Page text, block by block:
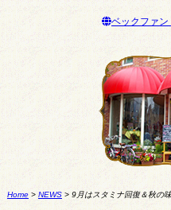
ベックファ
Home> NEWS> 9月はスタミナ回復＆秋の